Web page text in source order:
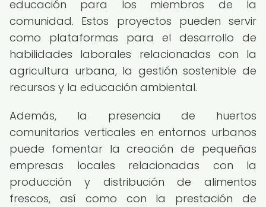
educación para los miembros de la
comunidad. Estos proyectos pueden servir
como plataformas para el desarrollo de
habilidades laborales relacionadas con la
agricultura urbana, la gestión sostenible de
recursos y la educación ambiental.
Además, la presencia de huertos
comunitarios verticales en entornos urbanos
puede fomentar la creación de pequeñas
empresas locales relacionadas con la
producción y distribución de alimentos
frescos, así como con la prestación de